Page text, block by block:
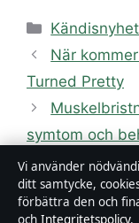
Kategorier
När
Turned Pretty
symtom och
Vi använder
ditt samtycke,
förbättra den och
och Integritetspolicy.